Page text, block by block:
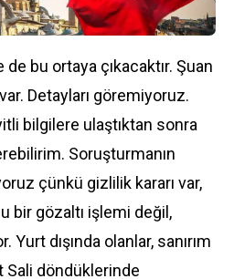
bu ortaya çıkacaktır. Şuan
Detayları göremiyoruz.
bilgilere ulaştıktan sonra
Soruşturmanın
çünkü gizlilik kararı var,
bir gözaltı işlemi değil,
dışında olanlar, sanırım
Sali döndüklerinde